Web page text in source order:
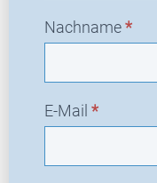
Nachname*
E-Mail *